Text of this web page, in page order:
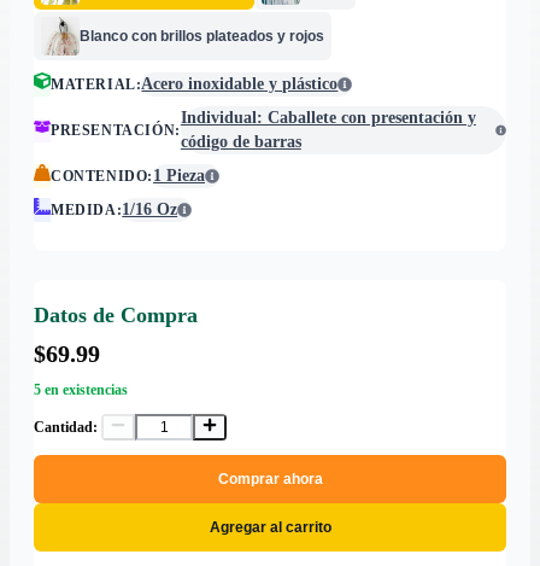
Blanco con brillos plateados y rojos
MATERIAL:Acero inoxidable y plástico
PRESENTACIÓN:
Individual: Caballete con presentación y
código de barras
CONTENIDO: 1 Pieza
MEDIDA:1/16 Oz
Datos de Compra
$69.99
5 en existencias
Cantidad:
Comprar ahora
Agregar al carrito